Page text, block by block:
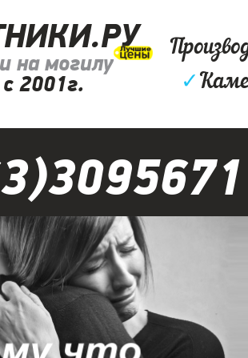
на могилу
2001г.
✓